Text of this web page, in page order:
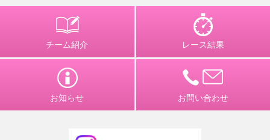
チーム紹介 レース結果
お知らせ お問い合わせ